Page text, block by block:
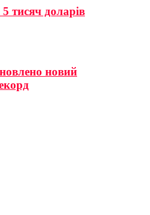
тисяч доларів
новий